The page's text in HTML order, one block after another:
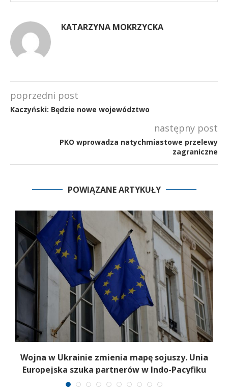
KATARZYNA MOKRZYCKA
poprzedni post
Kaczyński: Będzie nowe województwo
następny post
PKO wprowadza natychmiastowe przelewy
zagraniczne
POWIĄZANE ARTYKUŁY
Wojna w Ukrainie zmienia mapę sojuszy. Unia
Europejska szuka partnerów w Indo-Pacyfiku